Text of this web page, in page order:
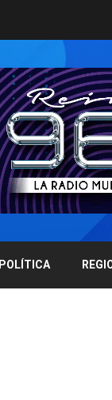
POLÍTICA